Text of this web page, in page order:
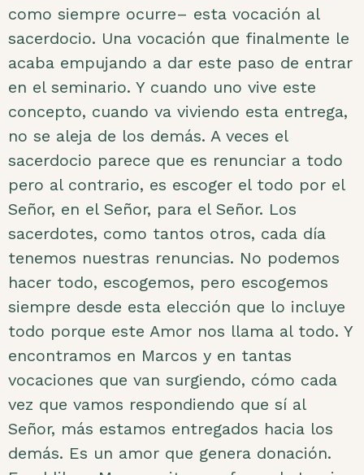
como siempre ocurre– esta vocación al
sacerdocio. Una vocación que finalmente le
acaba empujando a dar este paso de entrar
en el seminario. Y cuando uno vive este
concepto, cuando va viviendo esta entrega,
no se aleja de los demás. A veces el
sacerdocio parece que es renunciar a todo
pero al contrario, es escoger el todo por el
Señor, en el Señor, para el Señor. Los
sacerdotes, como tantos otros, cada día
tenemos nuestras renuncias. No podemos
hacer todo, escogemos, pero escogemos
siempre desde esta elección que lo incluye
todo porque este Amor nos llama al todo. Y
encontramos en Marcos y en tantas
vocaciones que van surgiendo, cómo cada
vez que vamos respondiendo que sí al
Señor, más estamos entregados hacia los
demás. Es un amor que genera donación.